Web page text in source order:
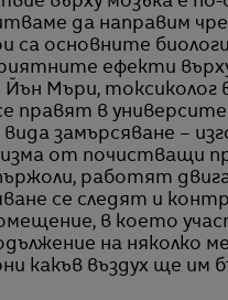
да направим
са основните
ефекти
Мъри, токсиколог
правят в
замърсяване –
от почистващи
работят
се следят и
в което
на няколко
какъв въздух ще им